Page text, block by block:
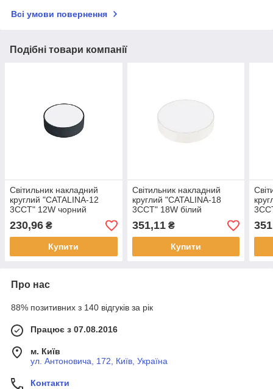
Всі умови повернення
Подібні товари компанії
Світильник накладний
круглий "CATALINA-12
3CCT" 12W чорний
230,96 ₴
Купити
Світильник накладний
круглий "CATALINA-18
3CCT" 18W білий
351,11₴
Купити
Про нас
88% позитивних з 140 відгуків за рік
Працює з 07.08.2016
м. Київ
ул. Антоновича, 172, Київ, Україна
Контакти